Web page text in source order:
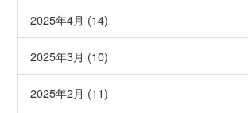
2025年4月 (14)
2025年3月 (10)
2025年2月 (11)